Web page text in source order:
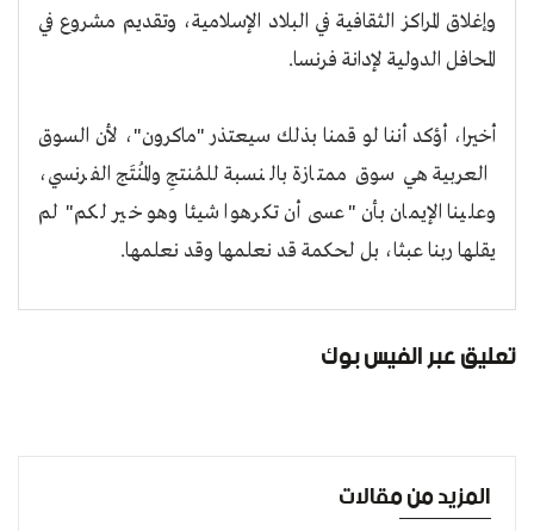
وإغلاق المراكز الثقافية في البلاد الإسلامية، وتقديم مشروع في
المحافل الدولية لإدانة فرنسا.
أخيرا، أؤكد أننا لو قمنا بذلك سيعتذر "ماكرون"، لأن السوق
العربية هي سوق ممتازة بالنسبة للمُنتجِ والمُنتَج الفرنسي،
وعلينا الإيمان بأن "عسى أن تكرهوا شيئا وهو خير لكم" لم
يقلها ربنا عبثا، بل لحكمة قد نعلمها وقد نعلمها.
تعليق عبر الفيس بوك
المزيد من مقالات